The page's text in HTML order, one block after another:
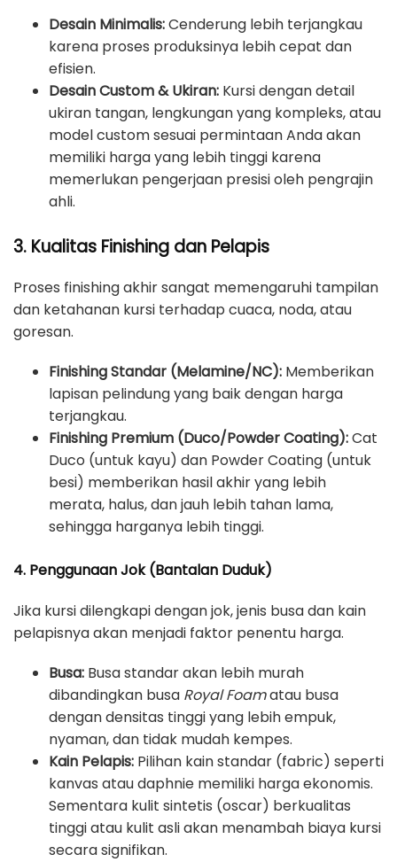
Desain Minimalis:Cenderung lebih terjangkau
karena proses produksinya lebih cepat dan
efisien.
Desain Custom & Ukiran: Kursi dengan detail
ukiran tangan, lengkungan yang kompleks, atau
model custom sesuai permintaan Anda akan
memiliki harga yang lebih tinggi karena
memerlukan pengerjaan presisi oleh pengrajin
ahli.
3. Kualitas Finishing dan Pelapis
Proses finishing akhir sangat memengaruhi tampilan
dan ketahanan kursi terhadap cuaca, noda, atau
goresan.
Finishing Standar (Melamine/NC): Memberikan
lapisan pelindung yang baik dengan harga
terjangkau.
Finishing Premium (Duco/Powder Coating):Cat
Duco (untuk kayu) dan Powder Coating (untuk
besi) memberikan hasil akhir yang lebih
merata, halus, dan jauh lebih tahan lama,
sehingga harganya lebih tinggi.
4. Penggunaan Jok (Bantalan Duduk)
Jika kursi dilengkapi dengan jok, jenis busa dan kain
pelapisnya akan menjadi faktor penentu harga.
Busa: Busa standar akan lebih murah
dibandingkan busa Royal Foamatau busa
dengan densitas tinggi yang lebih empuk,
nyaman, dan tidak mudah kempes.
Kain Pelapis: Pilihan kain standar (fabric) seperti
kanvas atau daphnie memiliki harga ekonomis.
Sementara kulit sintetis (oscar) berkualitas
tinggi atau kulit asli akan menambah biaya kursi
secara signifikan.